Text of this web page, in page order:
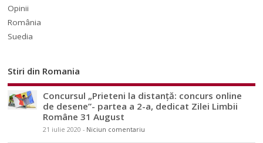
Opinii
România
Suedia
Stiri din Romania
Concursul „Prieteni la distanță: concurs online
de desene”- partea a 2-a, dedicat Zilei Limbii
Române 31 August
21 iulie 2020 - Niciun comentariu